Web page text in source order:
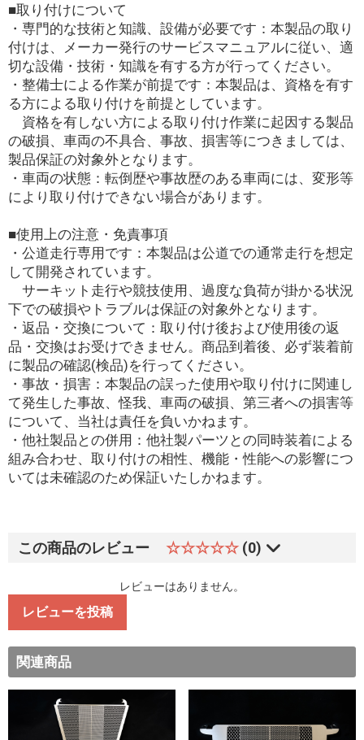
■取り付けについて
・専門的な技術と知識、設備が必要です：本製品の取り
付けは、メーカー発行のサービスマニュアルに従い、適
切な設備・技術・知識を有する方が行ってください。
・整備士による作業が前提です：本製品は、資格を有す
る方による取り付けを前提としています。
資格を有しない方による取り付け作業に起因する製品
の破損、車両の不具合、事故、損害等につきましては、
製品保証の対象外となります。
・車両の状態：転倒歴や事故歴のある車両には、変形等
により取り付けできない場合があります。
■使用上の注意・免責事項
・公道走行専用です：本製品は公道での通常走行を想定
して開発されています。
サーキット走行や競技使用、過度な負荷が掛かる状況
下での破損やトラブルは保証の対象外となります。
・返品・交換について：取り付け後および使用後の返
品・交換はお受けできません。商品到着後、必ず装着前
に製品の確認(検品)を行ってください。
・事故・損害：本製品の誤った使用や取り付けに関連し
て発生した事故、怪我、車両の破損、第三者への損害等
について、当社は責任を負いかねます。
・他社製品との併用：他社製パーツとの同時装着による
組み合わせ、取り付けの相性、機能・性能への影響につ
いては未確認のため保証いたしかねます。
この商品のレビュー ☆☆☆☆☆ (0)
レビューはありません。
レビューを投稿
関連商品